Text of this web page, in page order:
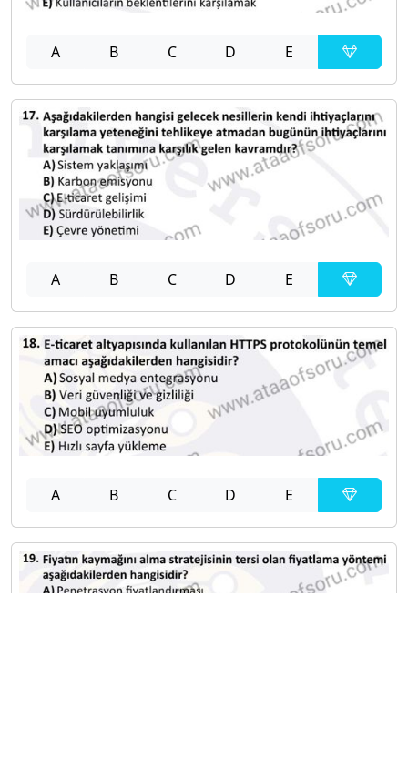
A B C D E
A B C D E
A B C D E